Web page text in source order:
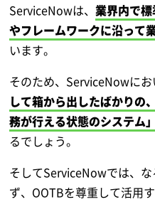
ServiceNowは、業界内で
やフレームワークに沿って
います。
そのため、ServiceNowにお
して箱から出したばかりの
務が行える状態のシステム」
るでしょう。
そしてServiceNowでは、
ず、OOTBを尊重して活用